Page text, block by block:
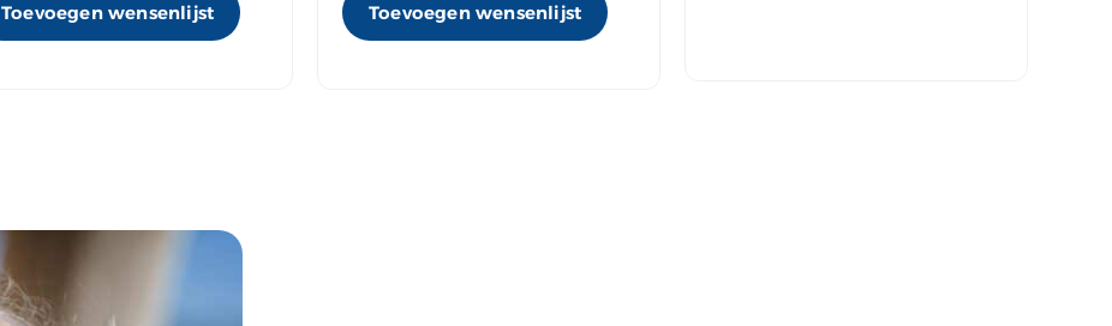
Toevoegen wensenlijst Toevoegen wensenlijst